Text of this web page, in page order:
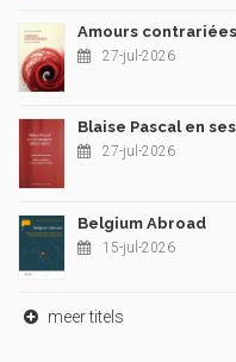
Amours contrariées
27-jul-2026
Blaise Pascal en
27-jul-2026
Belgium Abroad
15-jul-2026
meer titels